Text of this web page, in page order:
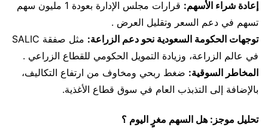
إعادة شراء الأسهم:
قرارات مجلس الإدارة بعودة 1 مليون سهم
تسهم في دعم السعر وتقليل العرض .
توجهات الحكومة السعودية نحو دعم الزراعة:
مثل صفقة SALIC
في عالم الزراعة، وزيادة التمويل الحكومي للقطاع الزراعي .
المخاطر السوقية: ضغط ربحي ومخاوف من ارتفاع التكاليف،
بالإضافة إلى التذبذب العام في سوق قطاع الأغذية.
تحليل موجز: هل السهم مغرٍ اليوم ؟